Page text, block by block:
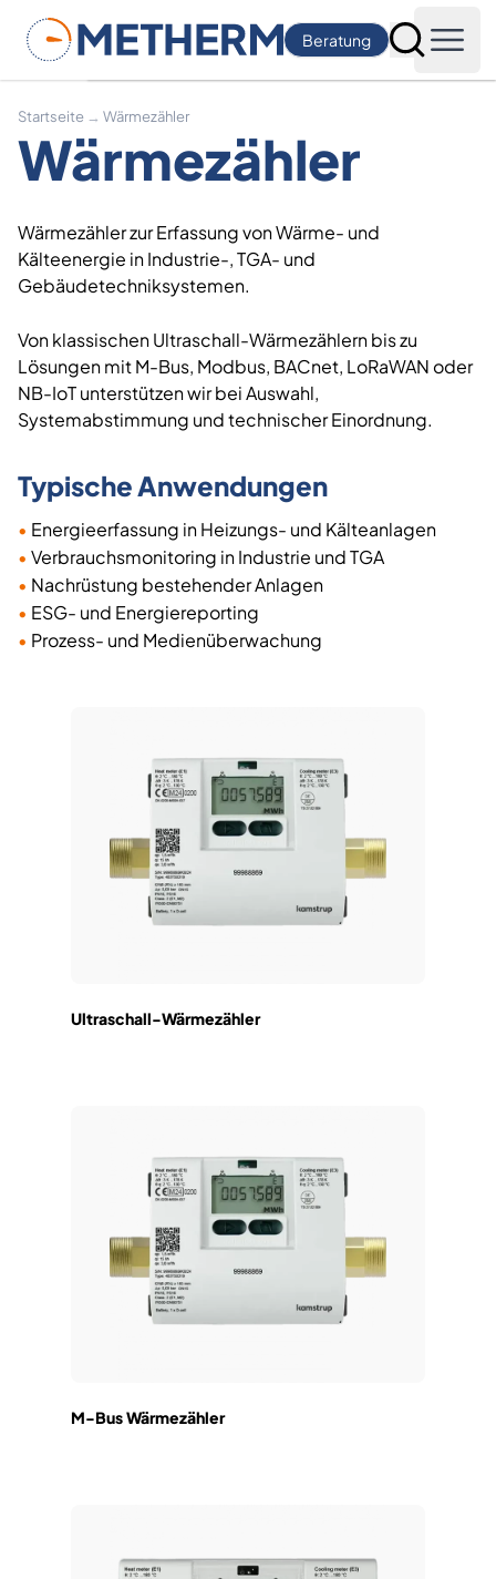
Metherm
Beratung
Suche
Startseite → Wärmezähler
Wärmezähler
Wärmezähler zur Erfassung von Wärme- und
Kälteenergie in Industrie-, TGA- und
Gebäudetechniksystemen.
Von klassischen Ultraschall-Wärmezählern bis zu
Lösungen mit M-Bus, Modbus, BACnet, LoRaWAN oder
NB-IoT unterstützen wir bei Auswahl,
Systemabstimmung und technischer Einordnung.
Typische Anwendungen
• Energieerfassung in Heizungs- und Kälteanlagen
• Verbrauchsmonitoring in Industrie und TGA
• Nachrüstung bestehender Anlagen
• ESG- und Energiereporting
• Prozess- und Medienüberwachung
Ultraschall-Wärmezähler
M-Bus Wärmezähler